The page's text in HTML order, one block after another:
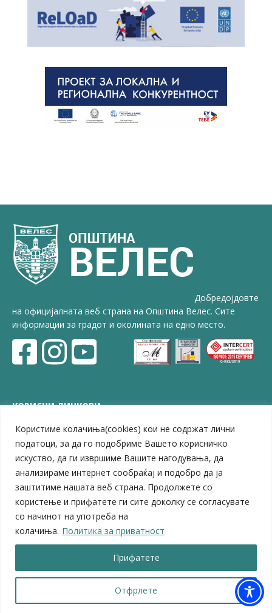
Користиме колачиња(cookies) кои не содржат лични
податоци, за да го подобриме Вашето корисничко
искуство, да ги извршиме Вашите нагодувања, да
анализираме интернет сообраќај и подобро да ја
заштитиме нашата веб страна. Продолжете со
користење и прифатете ги сите доколку се согласувате
со начинот на употреба на
колачиња. Политика за приватност
Отфрлете
Прифатете
Добредојдовте
на официјалната веб страна на Општина Велес. Сите
информации за градот и околината на едно место.
КОРИСНИ ЛИНКОВИ
ЗЕЛС – Заедница на единиците на локална самоуправа
Центар за развој на Вардарски плански регион
Јавно комунално претпријатие „Дервен“
ЈПССО „Парк – спорт и паркинзи“
ЛБ „Гоце Делчев“
ЛУ „Народен Музеј“
Влада на Република Северна Македонија
Собрание на Република Северна Македонија
Министерство за финансии
Министерство за транспорт
Министерство за локална самоуправа
Министерство за дигитална трансформација
Министерство за јавна администрација
Министерство за образование и наука